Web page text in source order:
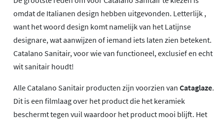
omdat de Italianen design hebben uitgevonden. Letterlijk ,
want het woord design komt namelijk van het Latijnse
designare, wat aanwijzen of iemand iets laten zien betekent.
Catalano Sanitair, voor wie van functioneel, exclusief en echt
wit sanitair houdt!
Alle Catalano Sanitair producten zijn voorzien van Cataglaze.
Dit is een filmlaag over het product die het keramiek
beschermt tegen vuil waardoor het product mooi blijft. Het